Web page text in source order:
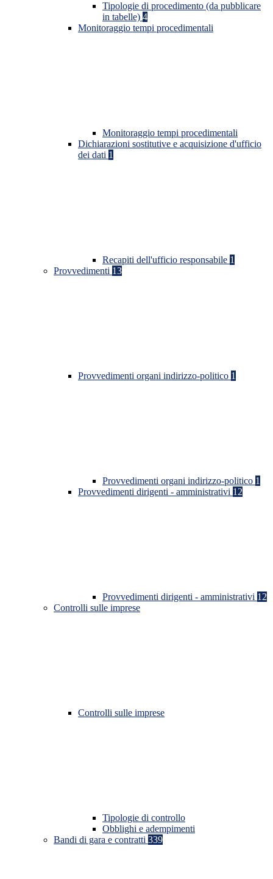
Tipologie di procedimento (da pubblicare
in tabelle) 4
Monitoraggio tempi procedimentali
Monitoraggio tempi procedimentali
Dichiarazioni sostitutive e acquisizione d'ufficio
dei dati 1
Recapiti dell'ufficio responsabile 1
Provvedimenti 13
Provvedimenti organi indirizzo-politico 1
Provvedimenti organi indirizzo-politico 1
Provvedimenti dirigenti - amministrativi 12
Provvedimenti dirigenti - amministrativi 12
Controlli sulle imprese
Controlli sulle imprese
Tipologie di controllo
Obblighi e adempimenti
Bandi di gara e contratti 339